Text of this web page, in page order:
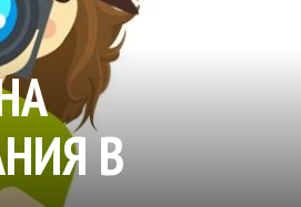
В